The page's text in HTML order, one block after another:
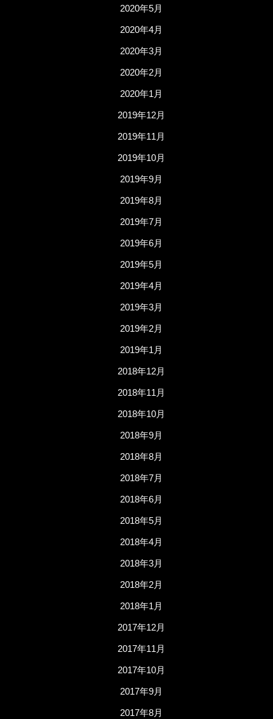
2020年5月
2020年4月
2020年3月
2020年2月
2020年1月
2019年12月
2019年11月
2019年10月
2019年9月
2019年8月
2019年7月
2019年6月
2019年5月
2019年4月
2019年3月
2019年2月
2019年1月
2018年12月
2018年11月
2018年10月
2018年9月
2018年8月
2018年7月
2018年6月
2018年5月
2018年4月
2018年3月
2018年2月
2018年1月
2017年12月
2017年11月
2017年10月
2017年9月
2017年8月